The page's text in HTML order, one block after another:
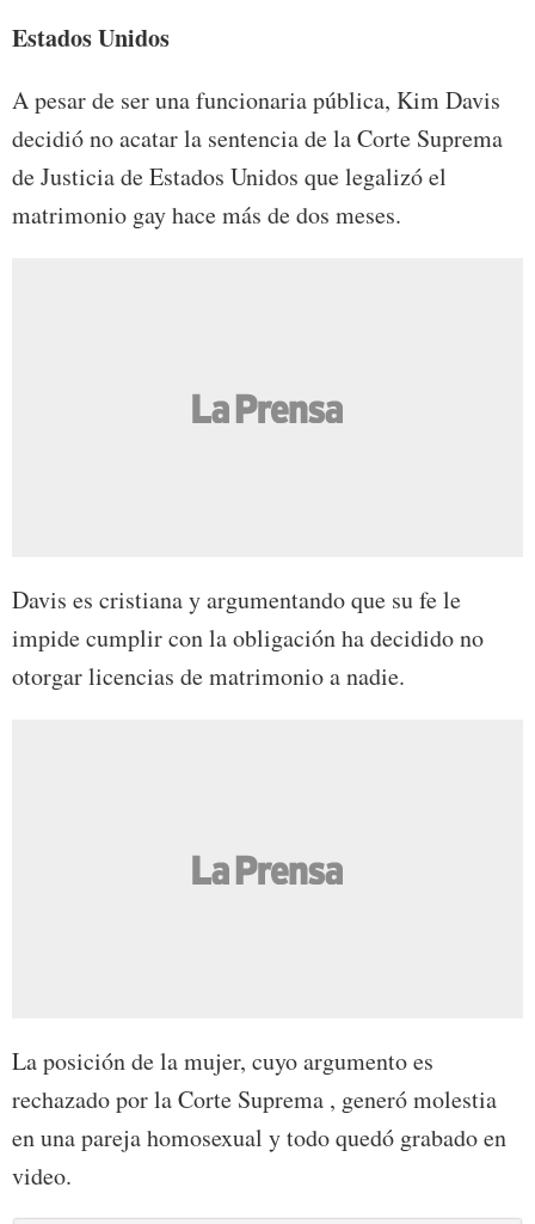
Estados Unidos
A pesar de ser una funcionaria pública, Kim Davis
decidió no acatar la sentencia de la Corte Suprema
de Justicia de Estados Unidos que legalizó el
matrimonio gay hace más de dos meses.
Davis es cristiana y argumentando que su fe le
impide cumplir con la obligación ha decidido no
otorgar licencias de matrimonio a nadie.
La posición de la mujer, cuyo argumento es
rechazado por la Corte Suprema , generó molestia
en una pareja homosexual y todo quedó grabado en
video.